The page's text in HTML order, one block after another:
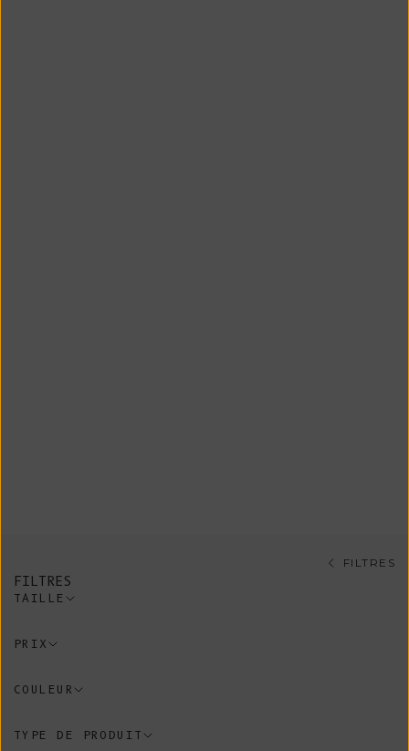
FILTRES
FILTRES
TAILLE
PRIX
COULEUR
TYPE DE PRODUIT